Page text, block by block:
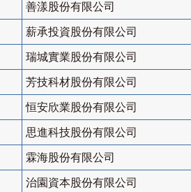
善漾股份有限公司
薪承投資股份有限公司
瑞城實業股份有限公司
芳技科材股份有限公司
恒安欣業股份有限公司
思進科技股份有限公司
霖海股份有限公司
治園資本股份有限公司